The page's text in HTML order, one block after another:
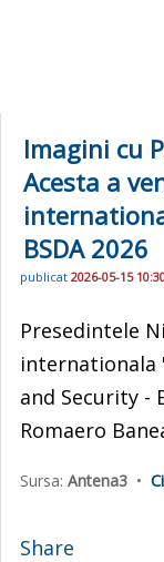
Imagini cu
Acesta a
BSDA 2026
publicat 2026-05-15
Presedintele
internationala
and Security -
Romaero
Sursa: Antena3 •
Share